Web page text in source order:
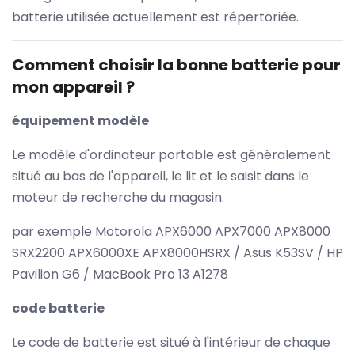
batterie utilisée actuellement est répertoriée.
Comment choisir la bonne batterie pour
mon appareil ?
équipement modèle
Le modèle d'ordinateur portable est généralement
situé au bas de l'appareil, le lit et le saisit dans le
moteur de recherche du magasin.
par exemple Motorola APX6000 APX7000 APX8000
SRX2200 APX6000XE APX8000HSRX / Asus K53SV / HP
Pavilion G6 / MacBook Pro 13 A1278
code batterie
Le code de batterie est situé à l'intérieur de chaque